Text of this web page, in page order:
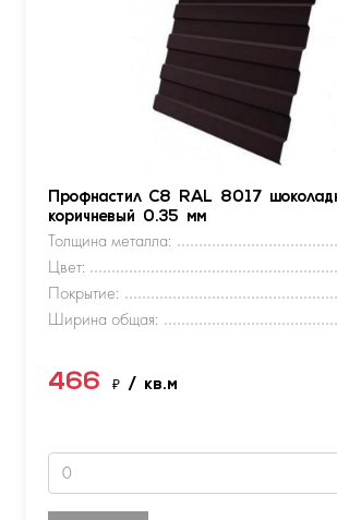
Профнастил С8 RAL 8017
коричневый 0.35 мм
Толщина металла:
Цвет:
Покрытие:
Ширина общая:
466 ₽ / кв.м